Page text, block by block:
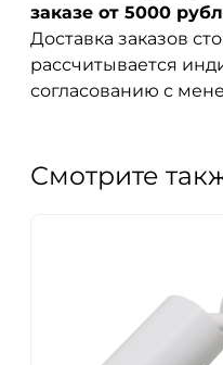
заказе от 5000
Доставка заказов
рассчитывается
согласованию с
Смотрите